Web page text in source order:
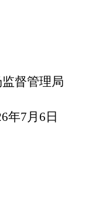
管理局
年7 月 6 日